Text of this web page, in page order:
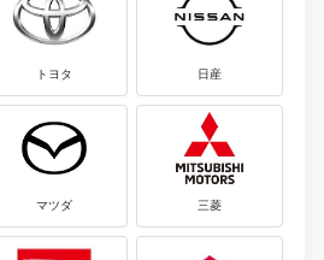
トヨタ 日産
マツダ 三菱